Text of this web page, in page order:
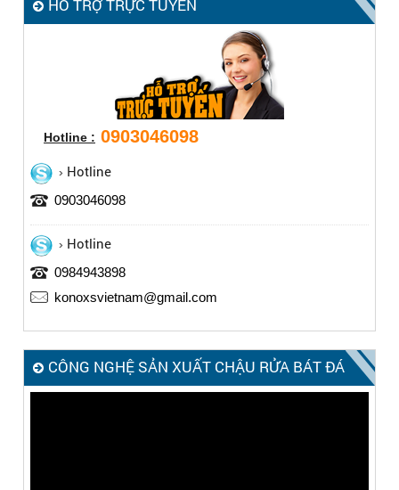
HỖ TRỢ TRỰC TUYẾN
Hotline : 0903046098
Hotline
0903046098
Hotline
0984943898
konoxsvietnam@gmail.com
CÔNG NGHỆ SẢN XUẤT CHẬU RỬA BÁT ĐÁ